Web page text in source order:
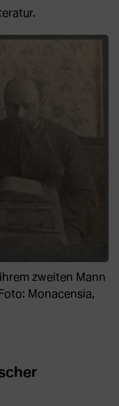
zweiten Mann
Monacensia,